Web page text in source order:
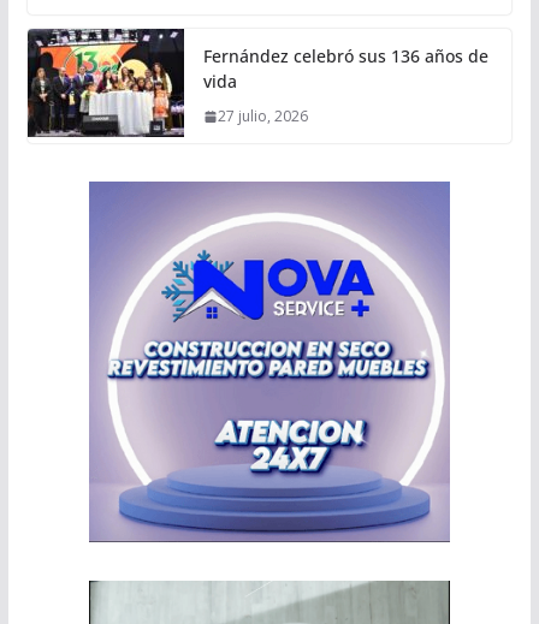
Fernández celebró sus 136 años de
vida
27 julio, 2026